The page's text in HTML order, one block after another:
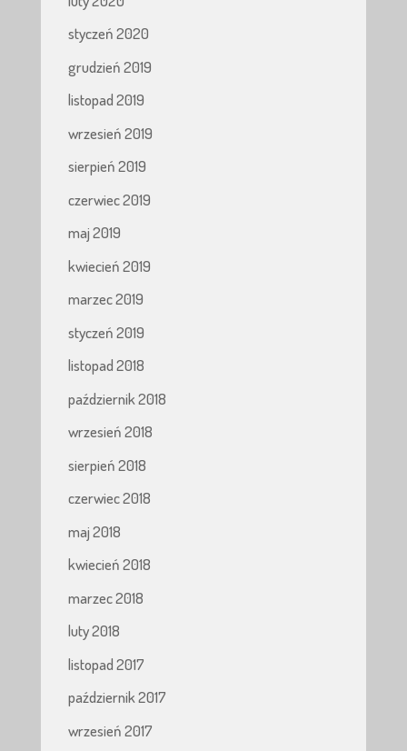
styczeń 2020
grudzień 2019
listopad 2019
wrzesień 2019
sierpień 2019
czerwiec 2019
maj 2019
kwiecień 2019
marzec 2019
styczeń 2019
listopad 2018
październik 2018
wrzesień 2018
sierpień 2018
czerwiec 2018
maj 2018
kwiecień 2018
marzec 2018
luty 2018
listopad 2017
październik 2017
wrzesień 2017